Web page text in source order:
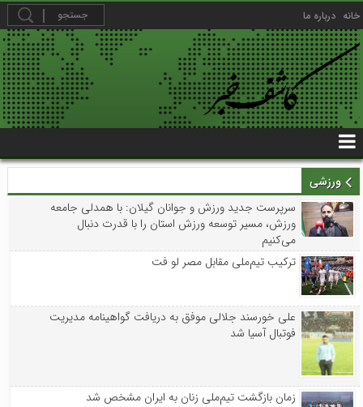
خانه درباره ما
ورزشی
سرپرست جدید ورزش و جوانان گیلان: با همدلی جامعه
ورزش، مسیر توسعه ورزش استان را با قدرت دنبال
می‌کنیم
ترکیب تیم‌ملی مقابل مصر لو فت
علی خورسند جلالی موفق به دریافت گواهینامه مدیریت
فوتبال آسیا شد
زمان بازگشت تیم‌ملی زنان به ایران مشخص شد